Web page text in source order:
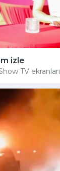
izle
TV